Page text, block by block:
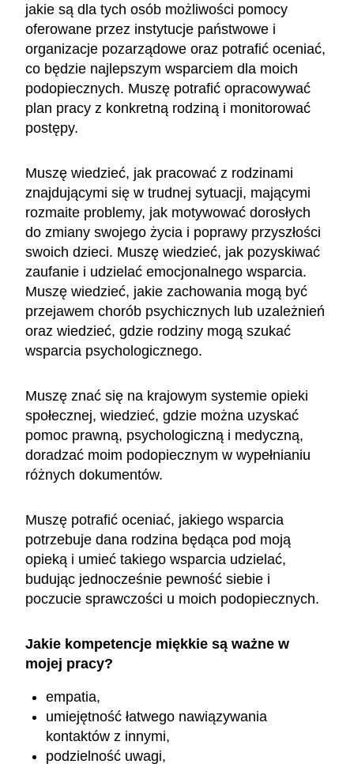
jakie są dla tych osób możliwości pomocy
oferowane przez instytucje państwowe i
organizacje pozarządowe oraz potrafić oceniać,
co będzie najlepszym wsparciem dla moich
podopiecznych. Muszę potrafić opracowywać
plan pracy z konkretną rodziną i monitorować
postępy.
Muszę wiedzieć, jak pracować z rodzinami
znajdującymi się w trudnej sytuacji, mającymi
rozmaite problemy, jak motywować dorosłych
do zmiany swojego życia i poprawy przyszłości
swoich dzieci. Muszę wiedzieć, jak pozyskiwać
zaufanie i udzielać emocjonalnego wsparcia.
Muszę wiedzieć, jakie zachowania mogą być
przejawem chorób psychicznych lub uzależnień
oraz wiedzieć, gdzie rodziny mogą szukać
wsparcia psychologicznego.
Muszę znać się na krajowym systemie opieki
społecznej, wiedzieć, gdzie można uzyskać
pomoc prawną, psychologiczną i medyczną,
doradzać moim podopiecznym w wypełnianiu
różnych dokumentów.
Muszę potrafić oceniać, jakiego wsparcia
potrzebuje dana rodzina będąca pod moją
opieką i umieć takiego wsparcia udzielać,
budując jednocześnie pewność siebie i
poczucie sprawczości u moich podopiecznych.
Jakie kompetencje miękkie są ważne w
mojej pracy?
empatia,
umiejętność łatwego nawiązywania
kontaktów z innymi,
podzielność uwagi,